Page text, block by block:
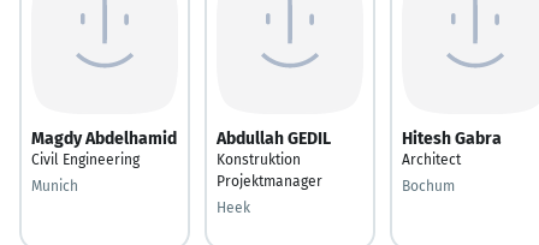
Magdy Abdelhamid
Civil Engineering
Munich
Abdullah GEDIL
Konstruktion
Projektmanager
Heek
Hitesh Gabra
Architect
Bochum